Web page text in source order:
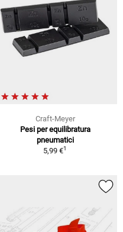
Craft-Meyer
Pesi per equilibratura
pneumatici
5,99 €1